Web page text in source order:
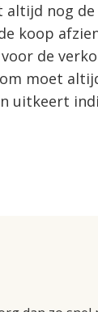
altijd nog
koop
de
moet
uitkeert